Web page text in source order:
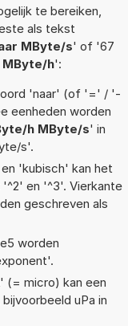
te bereiken,
als tekst
MByte/s' of '67
MByte/h':
'naar' (of '=' / '-
eenheden worden
h MByte/s' in
s'.
'kubisch' kan het
en '^3'. Vierkante
geschreven als
worden
(= micro) kan een
uPa in